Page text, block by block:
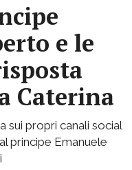
e le
Caterina
sui propri canali social
principe Emanuele